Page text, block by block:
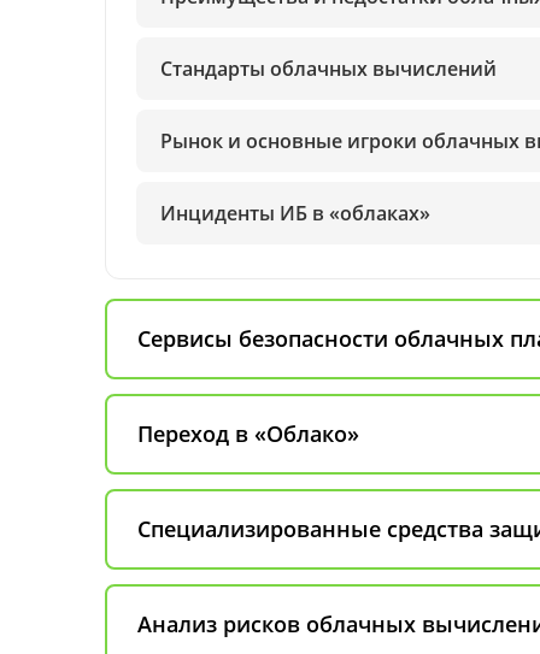
Стандарты облачных вычислений
Рынок и основные игроки облачных
Инциденты ИБ в «облаках»
Сервисы безопасности облачных
Переход в «Облако»
Специализированные средства
Анализ рисков облачных